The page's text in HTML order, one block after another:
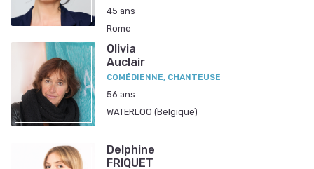
45 ans
Rome
Olivia
Auclair
COMÉDIENNE, CHANTEUSE
56 ans
WATERLOO (Belgique)
Delphine
FRIQUET